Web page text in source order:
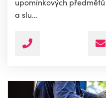
a slu...